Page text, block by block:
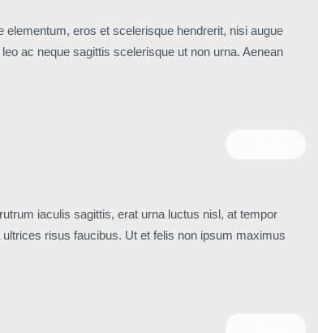
eros et scelerisque hendrerit, nisi augue
ac neque sagittis scelerisque ut non urna. Aenean
iaculis sagittis, erat urna luctus nisl, at tempor
risus faucibus. Ut et felis non ipsum maximus